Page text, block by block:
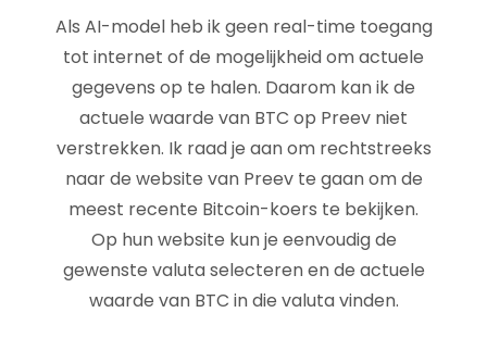
Als AI-model heb ik geen real-time toegang
tot internet of de mogelijkheid om actuele
gegevens op te halen. Daarom kan ik de
actuele waarde van BTC op Preev niet
verstrekken. Ik raad je aan om rechtstreeks
naar de website van Preev te gaan om de
meest recente Bitcoin-koers te bekijken.
Op hun website kun je eenvoudig de
gewenste valuta selecteren en de actuele
waarde van BTC in die valuta vinden.